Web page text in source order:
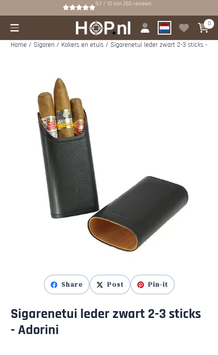
Cookievoorkeuren zijn beschikbaar. Kies instellingen of sta alle
9.7 / 10 van265 reviews
0
Home / Sigaren / Kokers en etuis / Sigarenetui leder zwart 2-3 sticks -
Share Post Pin-it
Sigarenetui leder zwart 2-3 sticks
- Adorini